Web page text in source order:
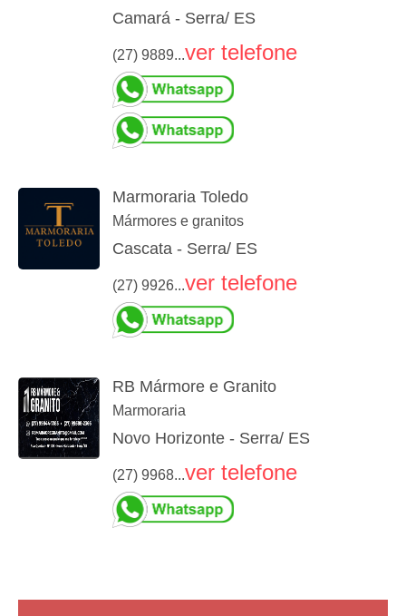
Camará - Serra/ ES
(27) 9889...ver telefone
Marmoraria Toledo
Mármores e granitos
Cascata - Serra/ ES
(27) 9926...ver telefone
RB Mármore e Granito
Marmoraria
Novo Horizonte - Serra/ ES
(27) 9968...ver telefone